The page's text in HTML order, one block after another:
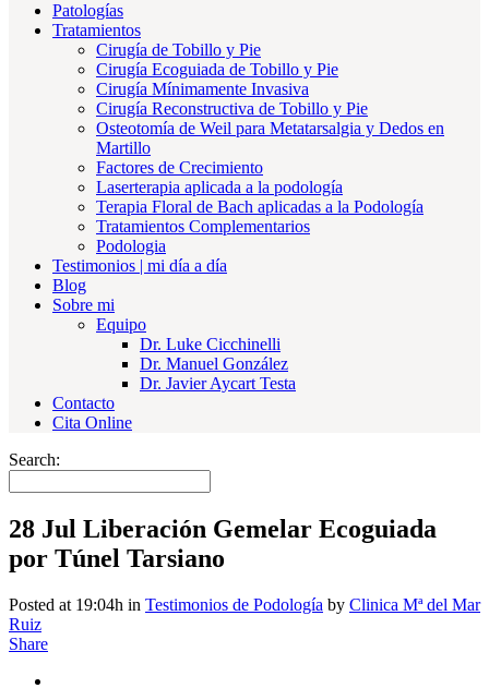
Patologías
Tratamientos
Cirugía de Tobillo y Pie
Cirugía Ecoguiada de Tobillo y Pie
Cirugía Mínimamente Invasiva
Cirugía Reconstructiva de Tobillo y Pie
Osteotomía de Weil para Metatarsalgia y Dedos en
Martillo
Factores de Crecimiento
Laserterapia aplicada a la podología
Terapia Floral de Bach aplicadas a la Podología
Tratamientos Complementarios
Podologia
Testimonios | mi día a día
Blog
Sobre mi
Equipo
Dr. Luke Cicchinelli
Dr. Manuel González
Dr. Javier Aycart Testa
Contacto
Cita Online
Search:
28 Jul Liberación Gemelar Ecoguiada
por Túnel Tarsiano
Posted at 19:04h in Testimonios de Podología by Clinica Mª del Mar
Ruiz
Share